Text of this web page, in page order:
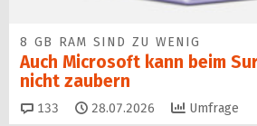
8 GB RAM SIND ZU WENIG
Auch Microsoft kann beim
nicht zaubern
133 Kommentare
28.07.2026 Umfrage